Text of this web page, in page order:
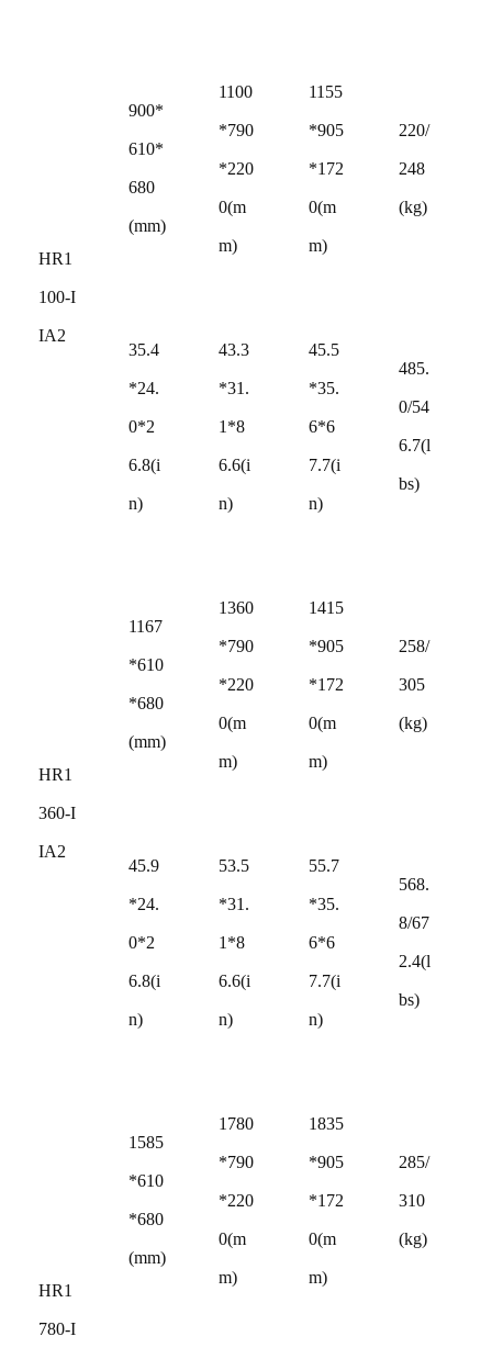
HR1
100-I
IA2
900*
610*
680
(mm)
1100
*790
*220
0(m
m)
1155
*905
*172
0(m
m)
220/
248
(kg)
35.4
*24.
0*2
6.8(i
n)
43.3
*31.
1*8
6.6(i
n)
45.5
*35.
6*6
7.7(i
n)
485.
0/54
6.7(l
bs)
HR1
360-I
IA2
1167
*610
*680
(mm)
1360
*790
*220
0(m
m)
1415
*905
*172
0(m
m)
258/
305
(kg)
45.9
*24.
0*2
6.8(i
n)
53.5
*31.
1*8
6.6(i
n)
55.7
*35.
6*6
7.7(i
n)
568.
8/67
2.4(l
bs)
HR1
780-I
1585
*610
*680
(mm)
1780
*790
*220
0(m
m)
1835
*905
*172
0(m
m)
285/
310
(kg)